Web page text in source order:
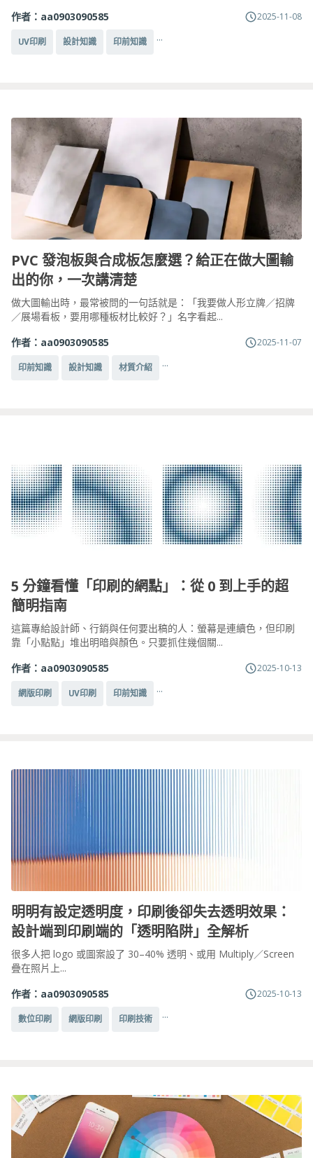
作者： aa0903090585 2025-11-08
UV印刷 設計知識 印前知識 ...
PVC 發泡板與合成板怎麼選？給正在做大圖輸
出的你，一次講清楚
做大圖輸出時，最常被問的一句話就是：「我要做人形立牌／招牌
／展場看板，要用哪種板材比較好？」名字看起...
作者： aa0903090585 2025-11-07
印前知識 設計知識 材質介紹 ...
5 分鐘看懂「印刷的網點」：從 0 到上手的超
簡明指南
這篇專給設計師、行銷與任何要出稿的人：螢幕是連續色，但印刷
靠「小點點」堆出明暗與顏色。只要抓住幾個關...
作者： aa0903090585 2025-10-13
網版印刷 UV印刷 印前知識 ...
明明有設定透明度，印刷後卻失去透明效果：
設計端到印刷端的「透明陷阱」全解析
很多人把 logo 或圖案設了 30–40% 透明、或用 Multiply／Screen
疊在照片上...
作者： aa0903090585 2025-10-13
數位印刷 網版印刷 印刷技術 ...